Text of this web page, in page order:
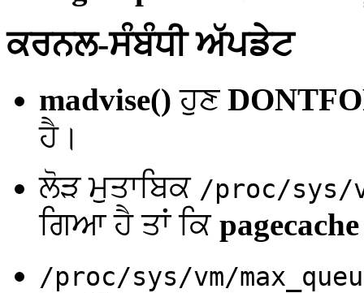
ਕਰਨਲ-ਸੰਬੰਧੀ ਅੱਪਡੇਟ
madvise() ਹੁਣ
ਹੈ।
ਲੋੜ ਮੁਤਾਬਿਕ /proc/sys/
ਗਿਆ ਹੈ ਤਾਂ ਕਿ pagecache
/proc/sys/vm/